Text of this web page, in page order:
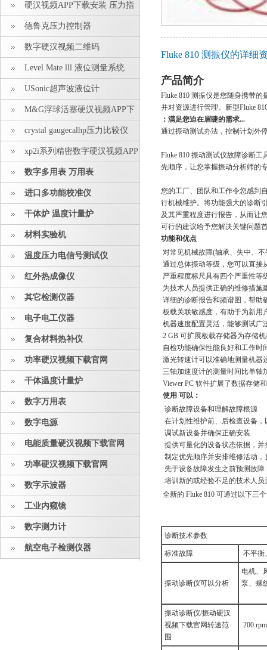
硬汉视频APP下载安装 压力指
示仪 压力标准源
德鲁克压力控制器
数字硬汉视频二维码
Level Mate lll 液位测量系统
USonic超声波液位计
M&G浮球活塞硬汉视频APP下
载安装crystal gaugecalhp压力比较仪
xp2i系列精密数字硬汉视频APP
下载安装数字多用表 万用表
进口多功能校准仪
干体炉 温度计量炉
材料实验机
温度压力电信号测试仪
红外热成像仪
其它检测仪器
电子电工仪器
复合材料热补仪
功率硬汉视频下载官网
干体温度计量炉
数字万用表
数字电源
电能质量硬汉视频下载官网
功率硬汉视频下载官网
数字示波器
工业内窥镜
数字测力计
航空电子检测仪器
Fluke 810 测振仪的详细
产品简介
Fluke 810 测振仪是您随身携带的振
并对资源进行管理。新型Fluke
：满足您迫在眉睫的需求...
通过振动测试办法，控制计划外停
Fluke 810 振动测试仪故障诊断工
先顺序，让您掌握振动分析师的专
您的工厂、团队和工作令您感到
行机械维护。将功能强大的诊
及其严重程度进行报告，从而让
可行的建议给予您解决关键问题首
功能和优点
对常见机械故障(轴承、失中、
通过总体振动等级，您可以
严重程度标尺具有四个严重性等
为技术人员提供正确的维修措施
详细的诊断报告和频谱图，帮助
板载关联敏感度，有助于为新
机器速度配置灵活，能够测试广
2 GB 可扩展板载存储器为存储
自检功能确保性能良好和工作时
激光转速计可以准确地测量机器
三轴加速度计的测量时间比单轴
Viewer PC 软件扩展了数据存储
使用 可以：
诊断故障设备和理解故障根源
在计划性维护前、后检查设备
调试新设备并确保正确安装
提供可量化的设备状态依据
制定优先顺序并安排维修活动
先于设备故障发生之前预测故障
培训新的或经验不足的技术人
全新的 Fluke 810 可通过以下三个
诊断技术参数
标准故障 不平衡
振动诊断仪可以分析
电机、
泵、
振动诊断仪/振动硬汉
视频下载官网转速范
围
200